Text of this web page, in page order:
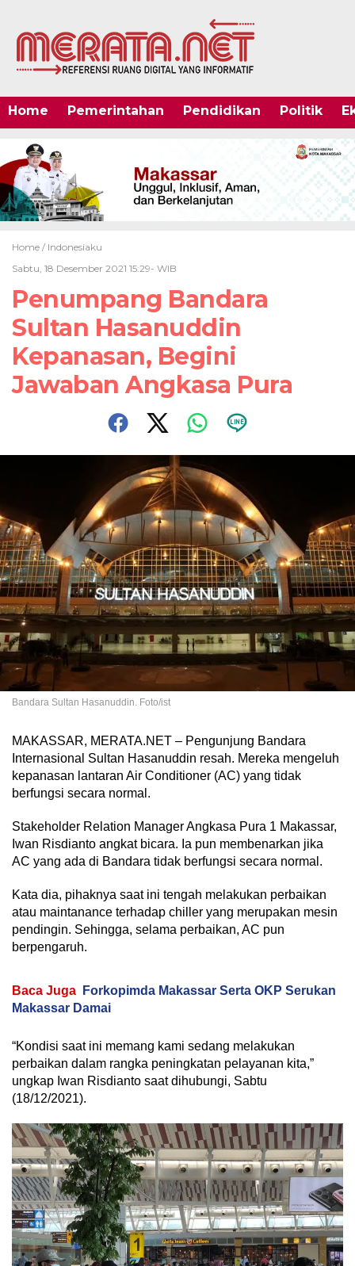
Home Pemerintahan Pendidikan Politik
Home / Indonesiaku
Sabtu, 18 Desember 2021 15:29- WIB
Penumpang Bandara
Sultan Hasanuddin
Kepanasan, Begini
Jawaban Angkasa Pura
Bandara Sultan Hasanuddin. Foto/ist
MAKASSAR, MERATA.NET – Pengunjung Bandara
Internasional Sultan Hasanuddin resah. Mereka mengeluh
kepanasan lantaran Air Conditioner (AC) yang tidak
berfungsi secara normal.
Stakeholder Relation Manager Angkasa Pura 1 Makassar,
Iwan Risdianto angkat bicara. Ia pun membenarkan jika
AC yang ada di Bandara tidak berfungsi secara normal.
Kata dia, pihaknya saat ini tengah melakukan perbaikan
atau maintanance terhadap chiller yang merupakan mesin
pendingin. Sehingga, selama perbaikan, AC pun
berpengaruh.
Baca Juga
Forkopimda Makassar Serta OKP Serukan
Makassar Damai
“Kondisi saat ini memang kami sedang melakukan
perbaikan dalam rangka peningkatan pelayanan kita,”
ungkap Iwan Risdianto saat dihubungi, Sabtu
(18/12/2021).